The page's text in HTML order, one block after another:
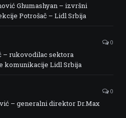
Ghumashyan – izvršni
Potrošač – Lidl Srbija
0
– rukovodilac sektora
komunikacije Lidl Srbija
0
– generalni direktor Dr.Max